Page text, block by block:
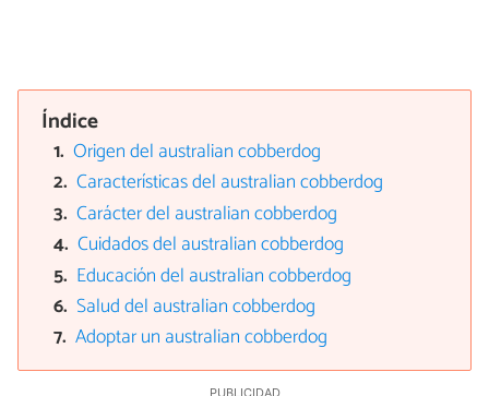
Índice
Origen del australian cobberdog
Características del australian cobberdog
Carácter del australian cobberdog
Cuidados del australian cobberdog
Educación del australian cobberdog
Salud del australian cobberdog
Adoptar un australian cobberdog